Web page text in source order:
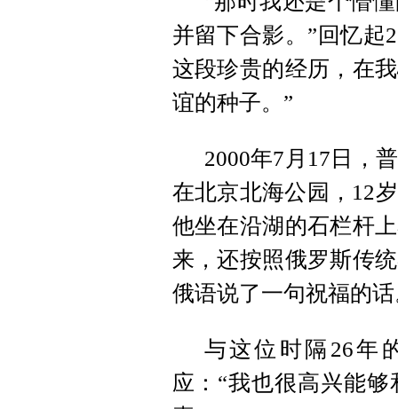
并留下合影。”回忆起
这段珍贵的经历，在
谊的种子。”
2000年7月17日，
在北京北海公园，12
他坐在沿湖的石栏杆
来，还按照俄罗斯传
俄语说了一句祝福的
与这位时隔26年
应：“我也很高兴能